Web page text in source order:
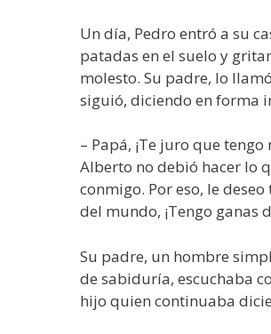
Un día, Pedro entró a su
patadas en el suelo y
molesto. Su padre, lo
siguió, diciendo en forma
– Papá, ¡Te juro que
Alberto no debió hacer lo
conmigo. Por eso, le
del mundo, ¡Tengo ganas
Su padre, un hombre
de sabiduría, escuchaba
hijo quien continuaba